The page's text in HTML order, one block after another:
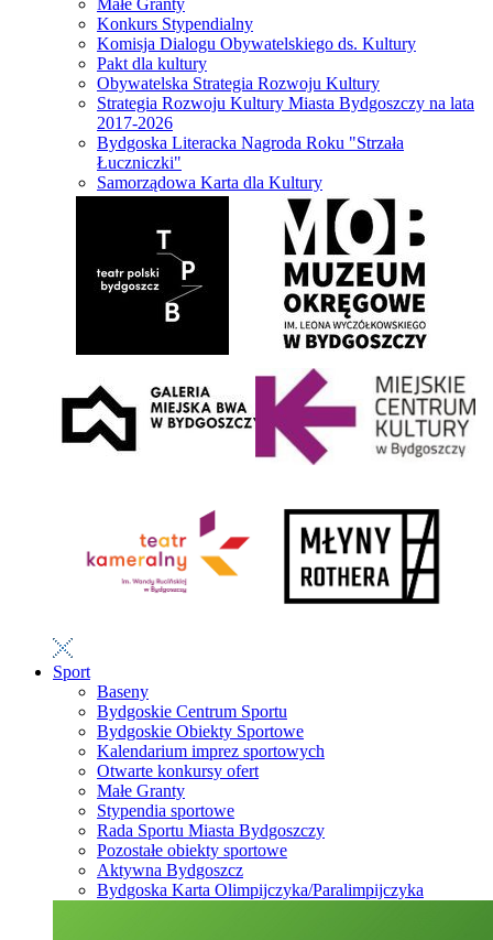
Małe Granty
Konkurs Stypendialny
Komisja Dialogu Obywatelskiego ds. Kultury
Pakt dla kultury
Obywatelska Strategia Rozwoju Kultury
Strategia Rozwoju Kultury Miasta Bydgoszczy na lata
2017-2026
Bydgoska Literacka Nagroda Roku "Strzała
Łuczniczki"
Samorządowa Karta dla Kultury
Sport
Baseny
Bydgoskie Centrum Sportu
Bydgoskie Obiekty Sportowe
Kalendarium imprez sportowych
Otwarte konkursy ofert
Małe Granty
Stypendia sportowe
Rada Sportu Miasta Bydgoszczy
Pozostałe obiekty sportowe
Aktywna Bydgoszcz
Bydgoska Karta Olimpijczyka/Paralimpijczyka